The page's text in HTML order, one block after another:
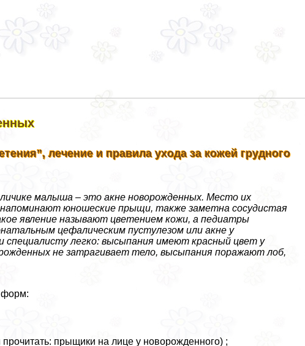
лечение и правила ухода за кожей грудного
малыша – это акне новорожденных. Место их
напоминают юношеские прыщи, также заметна сосудистая
явление называют цветением кожи, а педиатры
цефалическим пустулезом или акне у
легко: высыпания имеют красный цвет у
не затрагивает тело, высыпания поражают лоб,
форм:
прыщики на лице у новорожденного) ;